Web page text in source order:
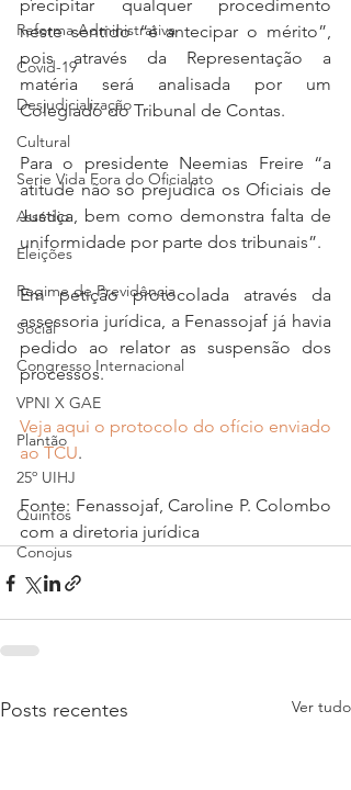
Reforma Administrativa
Covid-19
Desjudicialização
Cultural
Serie Vida Fora do Oficialato
Assédio
Eleições
Regime de Previdência
Social
Congresso Internacional
VPNI X GAE
Plantão
25º UIHJ
Quintos
Conojus
precipitar qualquer procedimento
neste sentido “é antecipar o mérito”,
pois através da Representação a
matéria será analisada por um
Colegiado do Tribunal de Contas.
Para o presidente Neemias Freire “a
atitude não só prejudica os Oficiais de
Justiça, bem como demonstra falta de
uniformidade por parte dos tribunais”.
Em petição protocolada através da
assessoria jurídica, a Fenassojaf já havia
pedido ao relator as suspensão dos
processos.
Veja aqui o protocolo do ofício enviado
ao TCU.
Fonte: Fenassojaf, Caroline P. Colombo
com a diretoria jurídica
Posts recentes Ver tudo